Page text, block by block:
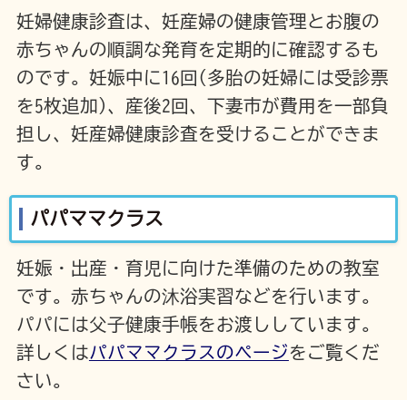
妊婦健康診査は、妊産婦の健康管理とお腹の
赤ちゃんの順調な発育を定期的に確認するも
のです。妊娠中に16回(多胎の妊婦には受診票
を5枚追加)、産後2回、下妻市が費用を一部負
担し、妊産婦健康診査を受けることができま
す。
パパママクラス
妊娠・出産・育児に向けた準備のための教室
です。赤ちゃんの沐浴実習などを行います。
パパには父子健康手帳をお渡ししています。
詳しくはパパママクラスのページ をご覧くだ
さい。